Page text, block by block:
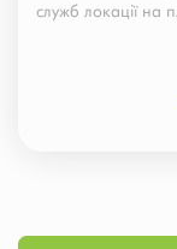
служб локації на